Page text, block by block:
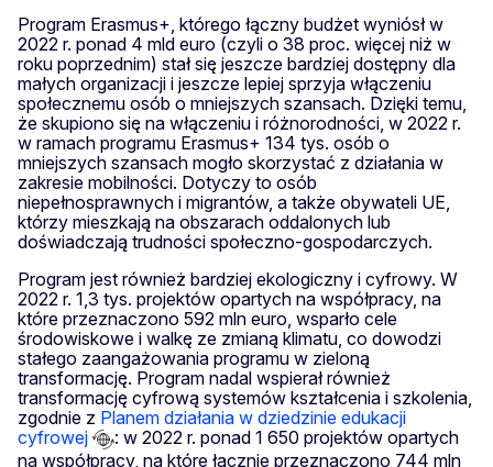
Program Erasmus+, którego łączny budżet wyniósł w
2022 r. ponad 4 mld euro (czyli o 38 proc. więcej niż w
roku poprzednim) stał się jeszcze bardziej dostępny dla
małych organizacji i jeszcze lepiej sprzyja włączeniu
społecznemu osób o mniejszych szansach. Dzięki temu,
że skupiono się na włączeniu i różnorodności, w 2022 r.
w ramach programu Erasmus+ 134 tys. osób o
mniejszych szansach mogło skorzystać z działania w
zakresie mobilności. Dotyczy to osób
niepełnosprawnych i migrantów, a także obywateli UE,
którzy mieszkają na obszarach oddalonych lub
doświadczają trudności społeczno-gospodarczych.
Program jest również bardziej ekologiczny i cyfrowy. W
2022 r. 1,3 tys. projektów opartych na współpracy, na
które przeznaczono 592 mln euro, wsparło cele
środowiskowe i walkę ze zmianą klimatu, co dowodzi
stałego zaangażowania programu w zieloną
transformację. Program nadal wspierał również
transformację cyfrową systemów kształcenia i szkolenia,
zgodnie z Planem działania w dziedzinie edukacji
cyfrowej
: w 2022 r. ponad 1 650 projektów opartych
na współpracy, na które łącznie przeznaczono 744 mln